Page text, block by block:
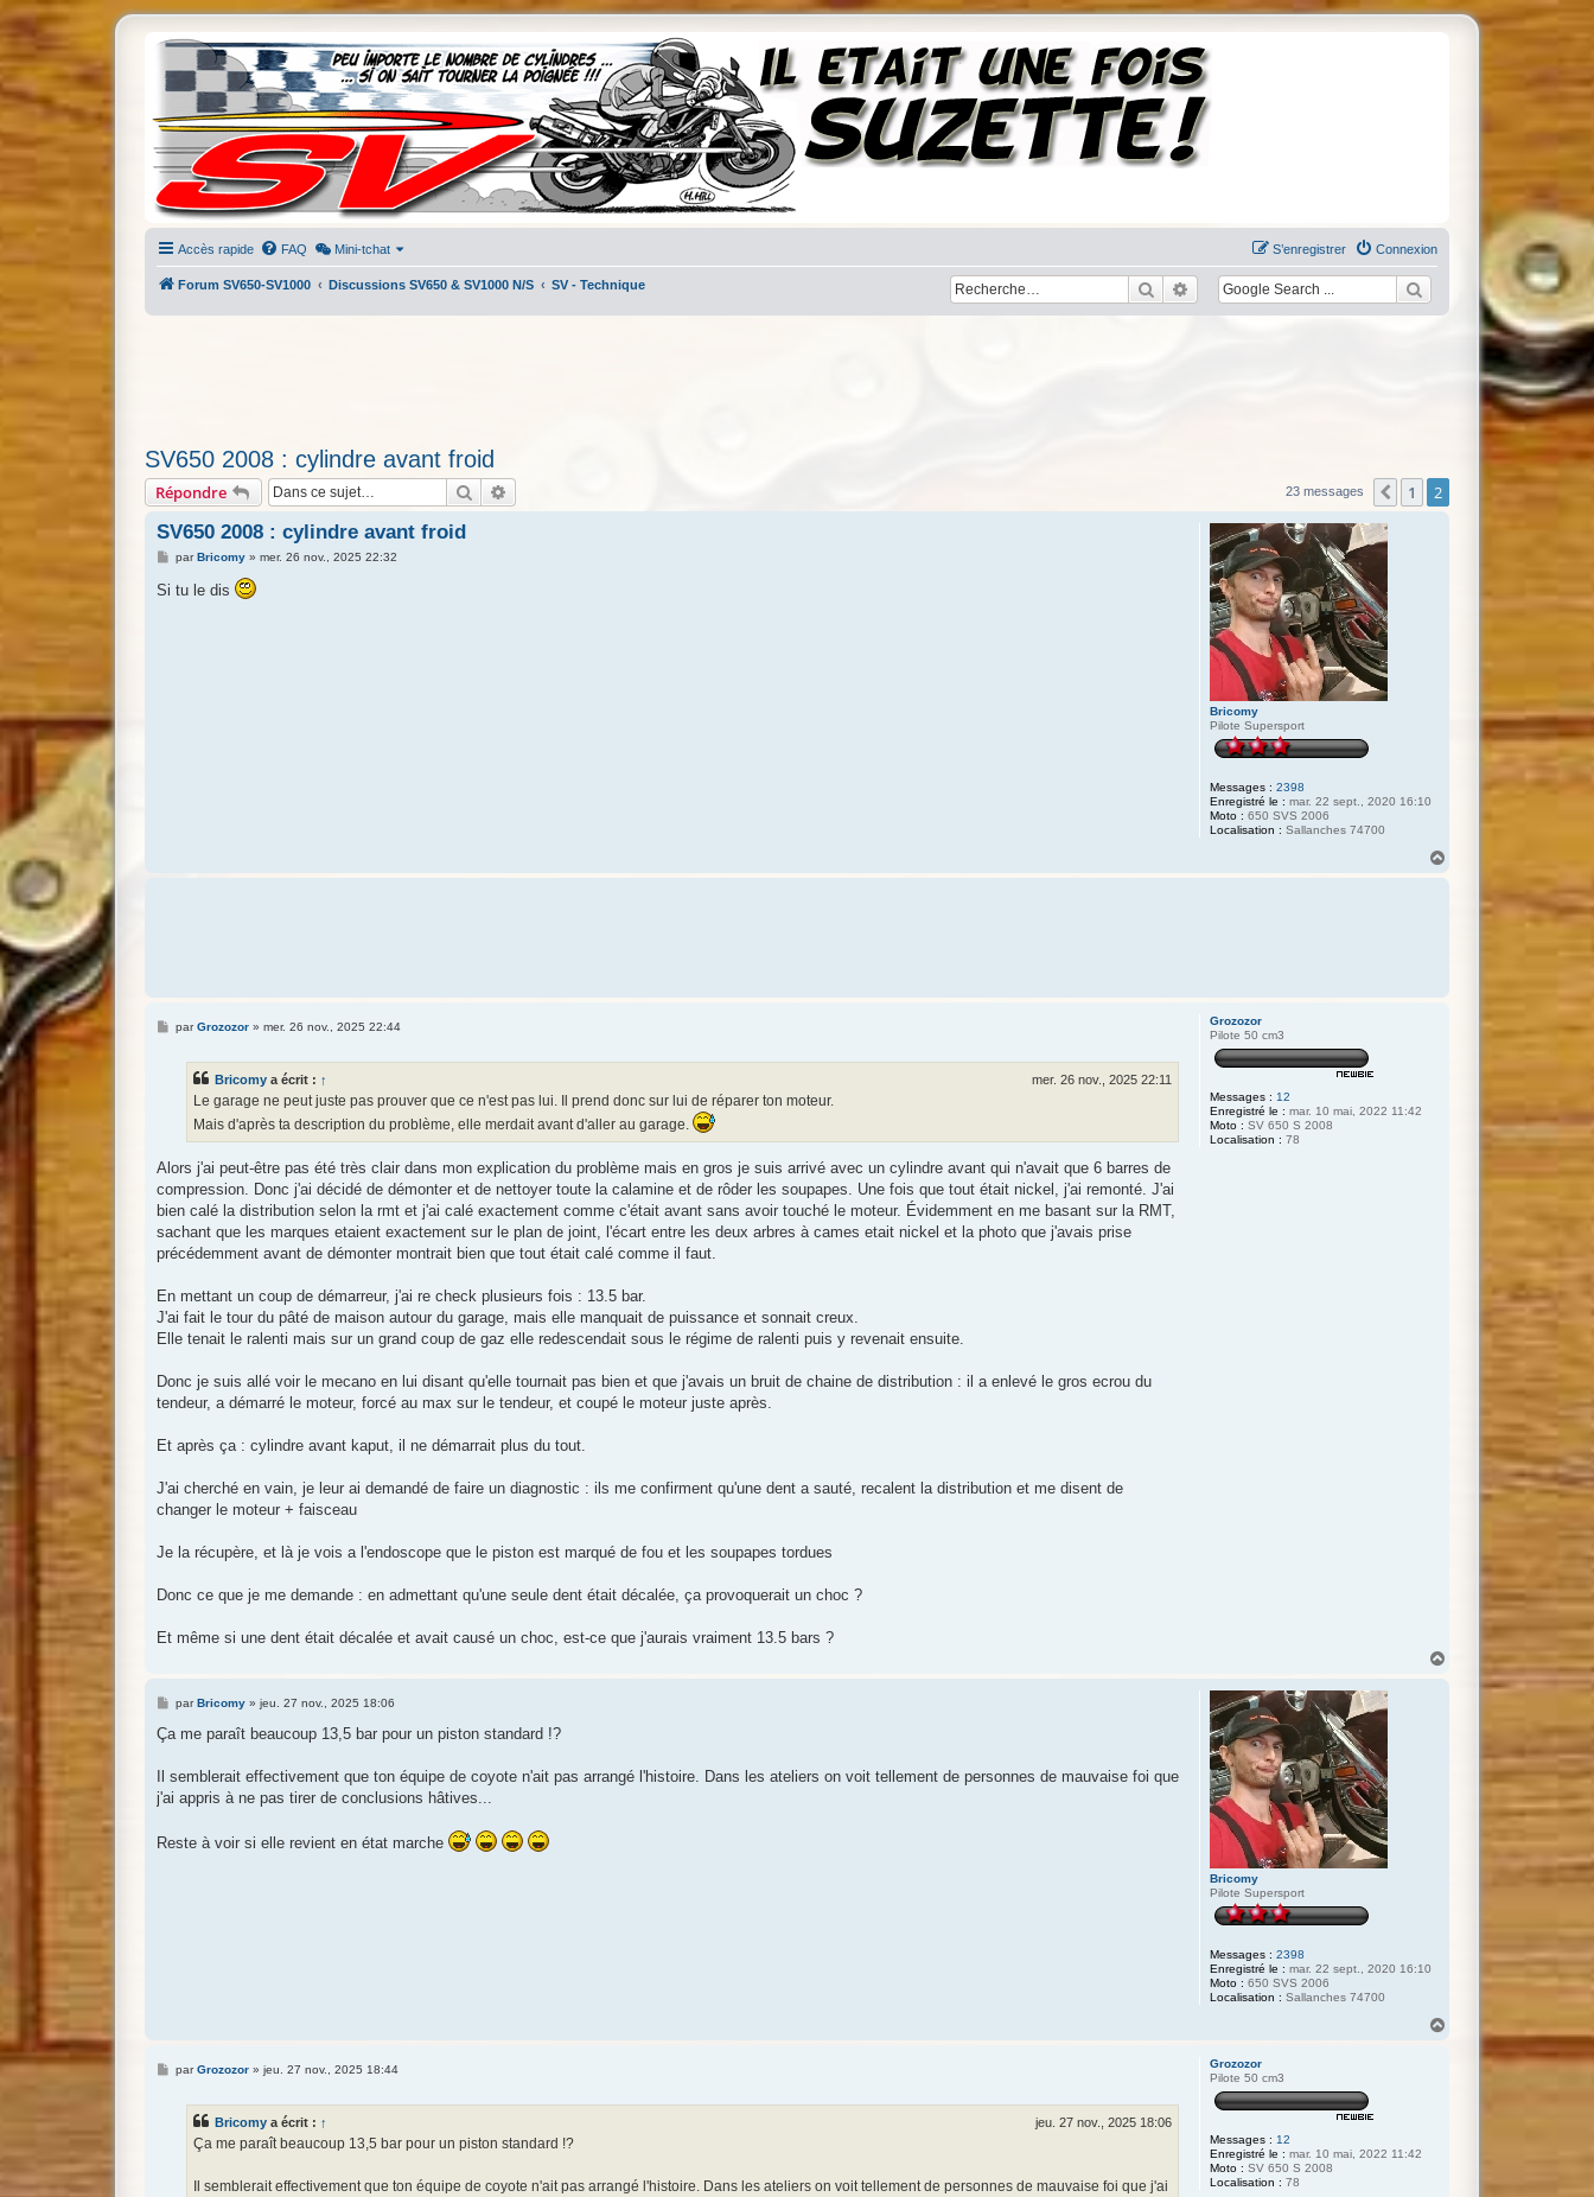
Accès rapide FAQ Mini-tchat Connexion
S’enregistrer
Forum SV650-SV1000 Discussions SV650 & SV1000 N/S SV - Technique RechercherRecherche avancée
SV650 2008 : cylindre avant froid
Répondre Rechercher 23 messages Précédente
1 2
Bricomy
Pilote Supersport
Messages : 2398
Enregistré le : mar. 22 sept., 2020 16:10
Moto : 650 SVS 2006
Localisation : Sallanches 74700
SV650 2008 : cylindre avant froid
MparBricomy» mer. 26 nov., 2025 22:32
Si tu le dis
Grozozor
Pilote 50 cm3
Messages : 12
Enregistré le : mar. 10 mai, 2022 11:42
Moto : SV 650 S 2008
Localisation : 78
MparGrozozor» mer. 26 nov., 2025 22:44
Bricomy a écrit : ↑ mer. 26 nov., 2025 22:11
Le garage ne peut juste pas prouver que ce n'est pas lui. Il prend donc sur lui de réparer ton moteur.
Mais d'après ta description du problème, elle merdait avant d'aller au garage.
Alors j'ai peut-être pas été très clair dans mon explication du problème mais en gros je suis arrivé avec un cylindre avant qui n'avait que 6 barres de
compression. Donc j'ai décidé de démonter et de nettoyer toute la calamine et de rôder les soupapes. Une fois que tout était nickel, j'ai remonté. J'ai
bien calé la distribution selon la rmt et j'ai calé exactement comme c'était avant sans avoir touché le moteur. Évidemment en me basant sur la RMT,
sachant que les marques etaient exactement sur le plan de joint, l'écart entre les deux arbres à cames etait nickel et la photo que j'avais prise
précédemment avant de démonter montrait bien que tout était calé comme il faut.
En mettant un coup de démarreur, j'ai re check plusieurs fois : 13.5 bar.
J'ai fait le tour du pâté de maison autour du garage, mais elle manquait de puissance et sonnait creux.
Elle tenait le ralenti mais sur un grand coup de gaz elle redescendait sous le régime de ralenti puis y revenait ensuite.
Donc je suis allé voir le mecano en lui disant qu'elle tournait pas bien et que j'avais un bruit de chaine de distribution : il a enlevé le gros ecrou du
tendeur, a démarré le moteur, forcé au max sur le tendeur, et coupé le moteur juste après.
Et après ça : cylindre avant kaput, il ne démarrait plus du tout.
J'ai cherché en vain, je leur ai demandé de faire un diagnostic : ils me confirment qu'une dent a sauté, recalent la distribution et me disent de
changer le moteur + faisceau
Je la récupère, et là je vois a l'endoscope que le piston est marqué de fou et les soupapes tordues
Donc ce que je me demande : en admettant qu'une seule dent était décalée, ça provoquerait un choc ?
Et même si une dent était décalée et avait causé un choc, est-ce que j'aurais vraiment 13.5 bars ?
Bricomy
Pilote Supersport
Messages : 2398
Enregistré le : mar. 22 sept., 2020 16:10
Moto : 650 SVS 2006
Localisation : Sallanches 74700
M
s
g
parBricomy» jeu. 27 nov., 2025 18:06
Ça me paraît beaucoup 13,5 bar pour un piston standard !?
Il semblerait effectivement que ton équipe de coyote n'ait pas arrangé l'histoire. Dans les ateliers on voit tellement de personnes de mauvaise foi que
j'ai appris à ne pas tirer de conclusions hâtives...
Reste à voir si elle revient en état marche
Grozozor
Pilote 50 cm3
Messages : 12
Enregistré le : mar. 10 mai, 2022 11:42
Moto : SV 650 S 2008
Localisation : 78
MparGrozozor» jeu. 27 nov., 2025 18:44
Bricomy a écrit : ↑ jeu. 27 nov., 2025 18:06
Ça me paraît beaucoup 13,5 bar pour un piston standard !?
Il semblerait effectivement que ton équipe de coyote n'ait pas arrangé l'histoire. Dans les ateliers on voit tellement de personnes de mauvaise foi que j'ai